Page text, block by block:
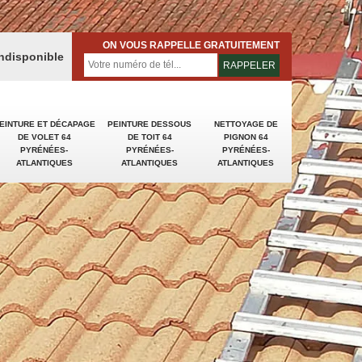
ET DÉCAPAGE
DE VOLET 64
PYRÉNÉES-
ATLANTIQUES
PEINTURE DESSOUS
DE TOIT 64
PYRÉNÉES-
ATLANTIQUES
NETTOYAGE DE
PIGNON 64
PYRÉNÉES-
ATLANTIQUES
ON VOUS RAPPELLE GRATUITEMENT